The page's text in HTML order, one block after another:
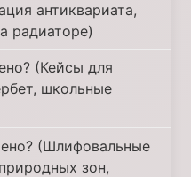
антиквариата,
радиаторе)
(Кейсы для
школьные
(Шлифовальные
зон,